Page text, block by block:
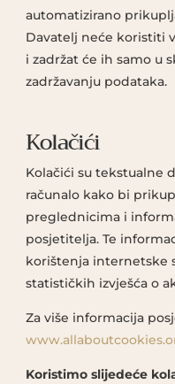
automatizirano
Davatelj neće koristiti
i zadržat će ih samo u
zadržavanju podataka.
Kolačići
Kolačići su tekstualne
računalo kako bi
preglednicima i
posjetitelja. Te
korištenja internetske
statističkih izvješća o
Za više informacija
Koristimo slijedeće